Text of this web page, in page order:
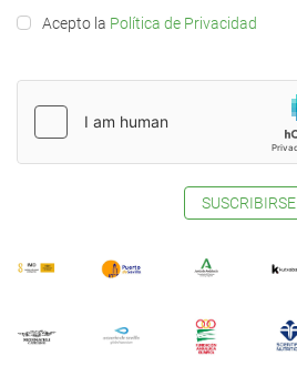
Acepto la Política de Privacidad
SUSCRIBIRSE